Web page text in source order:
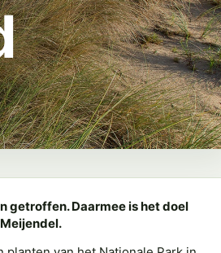
getroffen. Daarmee is het doel